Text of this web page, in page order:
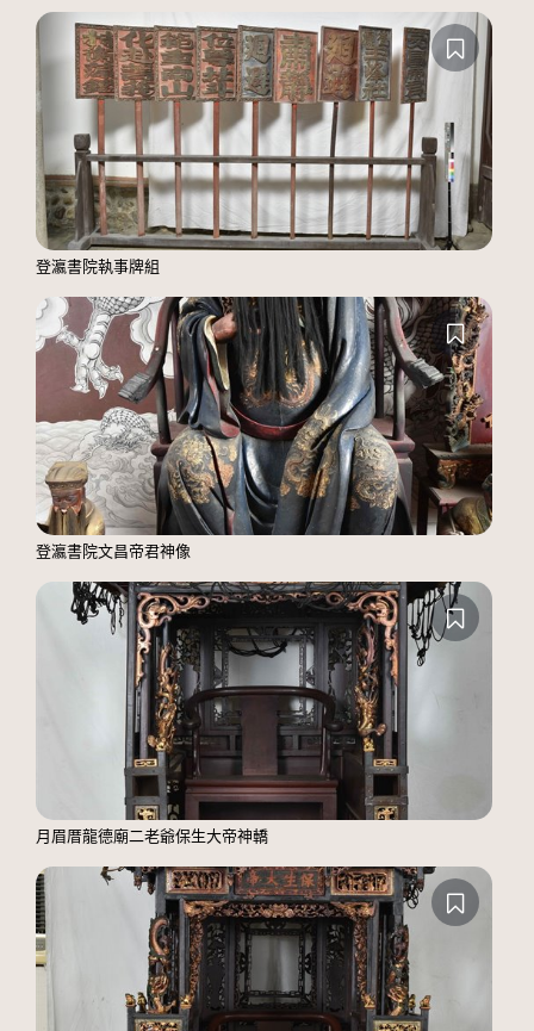
登瀛書院執事牌組
登瀛書院文昌帝君神像
月眉厝龍德廟二老爺保生大帝神轎